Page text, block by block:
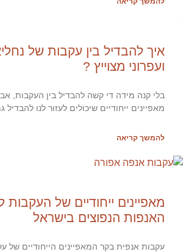
איך להבדיל בין עקבות של
ועפרוני מצוייץ ?
בלי קנה מידה די קשה להבדיל בין העקבות,
מאפיינים ייחודיים שיכולים לעזור לנו להבדיל
להמשך קריאה
מאפיינים ייחודיים של העקבות
האנפות הנפוצים בישראל
עקבות אנפית בקר המאפיינים הייחודיים של